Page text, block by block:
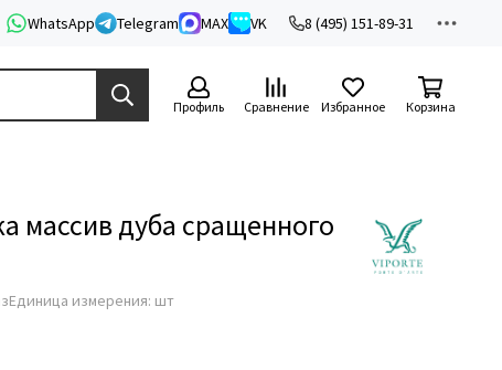
WhatsApp Telegram MAX VK 8 (495) 151-89-31
Профиль Сравнение Избранное Корзина
массив дуба сращенного
Единица измерения: шт